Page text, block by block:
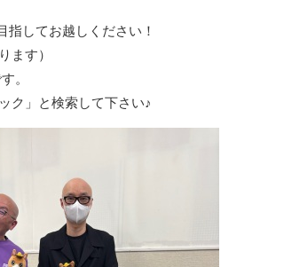
してお越しください！
ます）
。
ク」と検索して下さい♪